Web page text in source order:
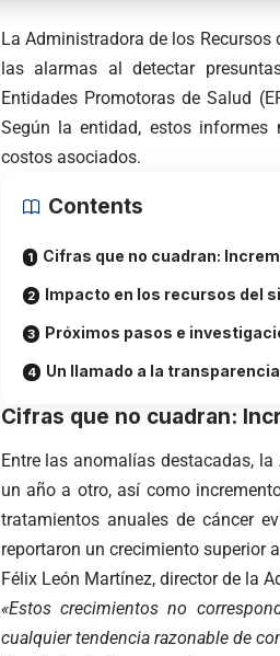
La Administradora de los Recursos
las alarmas al detectar
Entidades Promotoras de Salud
Según la entidad, estos informes
costos asociados.
Contents
Cifras que no cuadran:
Impacto en los recursos del
Próximos pasos e
Un llamado a la
Cifras que no cuadran:
Entre las anomalías destacadas,
un año a otro, así como
tratamientos anuales de cáncer
reportaron un crecimiento superior
Félix León Martínez, director de la
«Estos crecimientos no
cualquier tendencia razonable de